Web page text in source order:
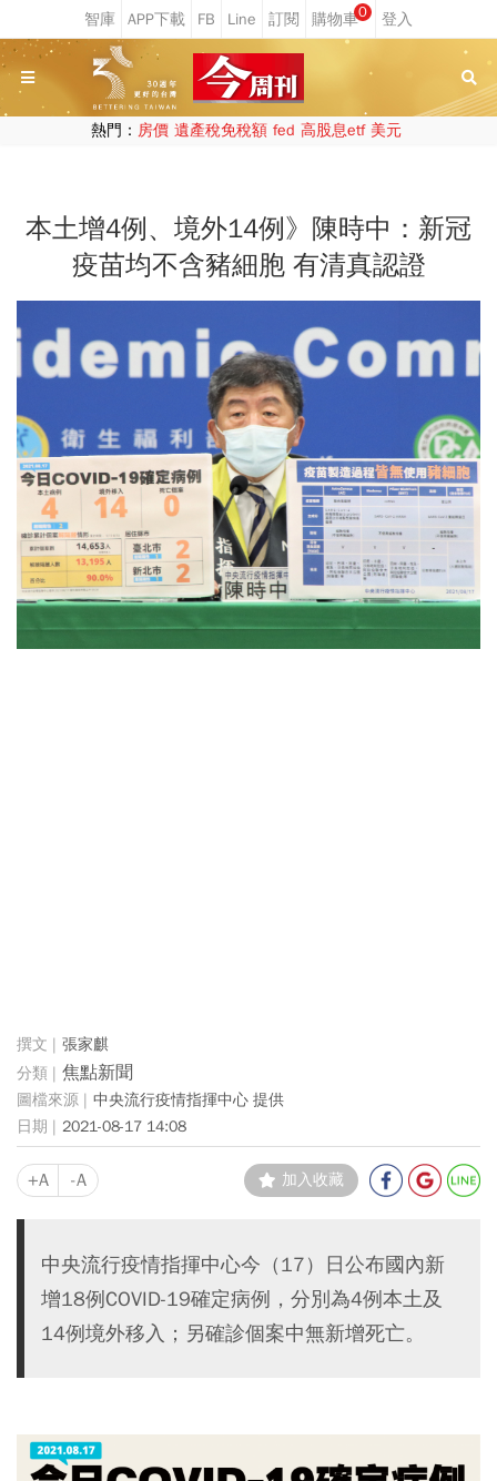
0
熱門： 房價 遺產稅免稅額 fed 高股息etf 美元
本土增4例、境外14例》陳時中：新冠
疫苗均不含豬細胞 有清真認證
張家麒
焦點新聞
中央流行疫情指揮中心 提供
2021-08-17 14:08
+A -A 加入收藏
中央流行疫情指揮中心今（17）日公布國內新
增18例COVID-19確定病例，分別為4例本土及
14例境外移入；另確診個案中無新增死亡。